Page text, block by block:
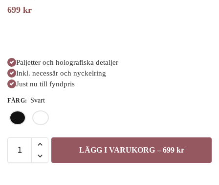
699 kr
Paljetter och holografiska detaljer
Inkl. necessär och nyckelring
Just nu till fyndpris
FÄRG: Svart
LÄGG I VARUKORG – 699 kr